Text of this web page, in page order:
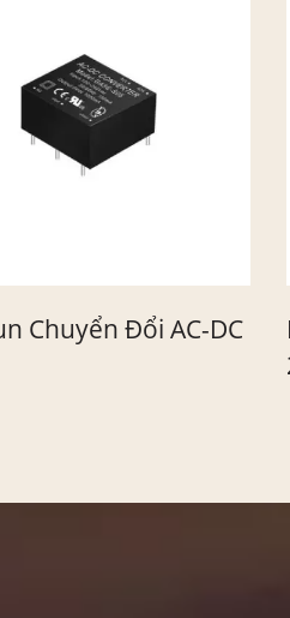
LAN SMD Base-T